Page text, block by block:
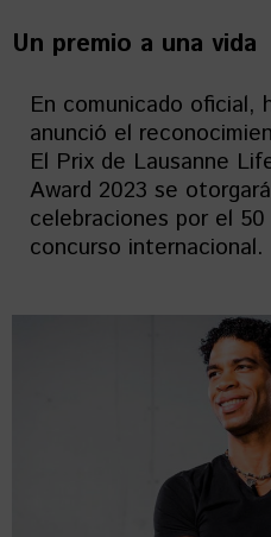
Un premio a una vida
En comunicado oficial,
anunció el
El Prix de Lausanne
Award 2023 se
celebraciones por el
concurso internacional.